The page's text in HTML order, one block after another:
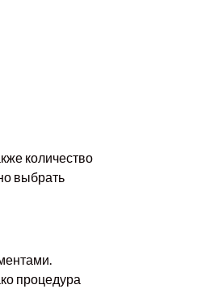
количество
выбрать
процедура